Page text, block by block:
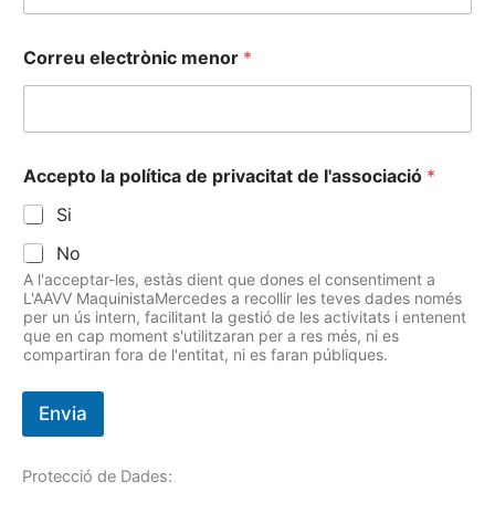
Correu electrònic menor *
Accepto la política de privacitat de l'associació *
Si
No
A l'acceptar-les, estàs dient que dones el consentiment a
L'AAVV MaquinistaMercedes a recollir les teves dades només
per un ús intern, facilitant la gestió de les activitats i entenent
que en cap moment s'utilitzaran per a res més, ni es
compartiran fora de l'entitat, ni es faran públiques.
Envia
Protecció de Dades: